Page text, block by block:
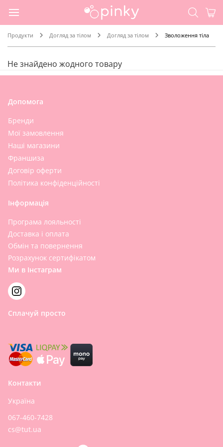
Продукти Догляд за тілом Догляд за тілом Зволоження тіла
Не знайдено жодного товару
Допомога
Бренди
Мої замовлення
Наші магазини
Франшиза
Договір оферти
Політика конфіденційності
Інформація
Програма лояльності
Доставка і оплата
Обмін та повернення
Розрахунок сертифікатом
Ми в Інстаграм
Сплачуй просто
Контакти
Україна
067-460-7428
cs@tut.ua